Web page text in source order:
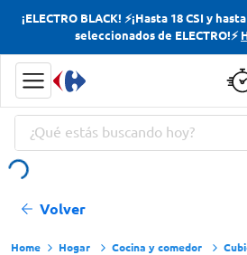
¡ELECTRO BLACK! ⚡¡Hasta 18 CSI y
seleccionados de ELECTRO!⚡
¿Qué estás buscando hoy?
Volver
Hogar Cocina y comedor
Términos más
Yerba
Cerveza
Términos más
Yerba
Cerveza
Doves
Papas Fritas